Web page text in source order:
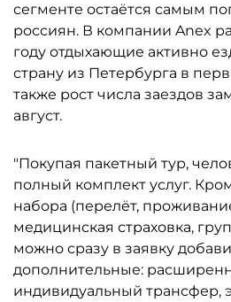
сегменте остаётся самым
россиян. В компании Anex
году отдыхающие активно
страну из Петербурга в
также рост числа заездов
август.
"Покупая пакетный тур,
полный комплект услуг.
набора (перелёт,
медицинская страховка,
можно сразу в заявку
дополнительные:
индивидуальный трансфер,